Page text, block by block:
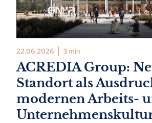
22.06.2026 3 min
ACREDIA Group:
Standort als
modernen Arbeits-